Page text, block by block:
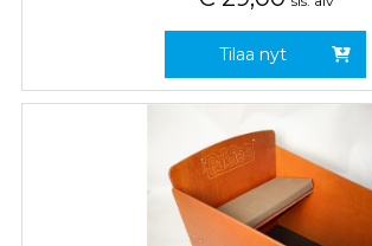
Tilaa nyt